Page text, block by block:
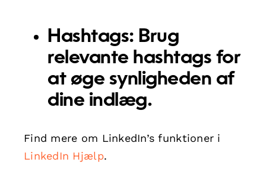
Hashtags: Brug
relevante hashtags for
at øge synligheden af
dine indlæg.
Find mere om LinkedIn’s funktioner i
LinkedIn Hjælp.